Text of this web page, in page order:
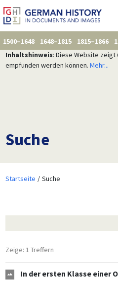
1500–1648 1648–1815 1815–1866
Inhaltshinweis: Diese Website
empfunden werden können. Mehr...
Suche
Startseite Suche
Zeige: 1 Treffern
In der ersten Klasse einer